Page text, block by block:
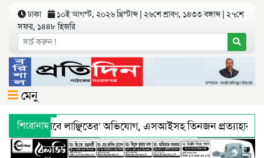
ঢাকা
১০ই আগস্ট, ২০২৬ খ্রিস্টাব্দ | ২৬শে শ্রাবণ, ১৪৩৩ বঙ্গাব্দ | ২৭শে
সফর, ১৪৪৮ হিজরি
মেনু
শিরোনাম
‘শারীরিকভাবে লাঞ্ছিতের’ অভিযোগ, এসআইসহ তিনজন প্রত্যাহার
মহাপরিচালকের হুশিয়ারী
বরিশালে শ্রমিকদের